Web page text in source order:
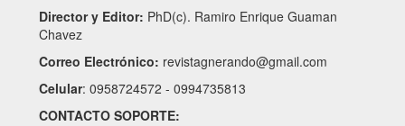
Director y Editor: PhD(c). Ramiro Enrique Guaman
Chavez
Correo Electrónico: revistagnerando@gmail.com
Celular: 0958724572 - 0994735813
CONTACTO SOPORTE: